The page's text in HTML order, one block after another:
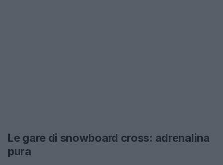
Le gare di snowboard cross: adrenalina
pura